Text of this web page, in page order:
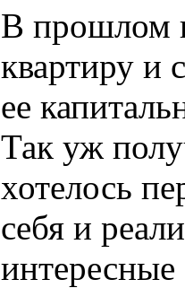
В прошлом
квартиру и
ее
Так уж
хотелось
себя и
интересные